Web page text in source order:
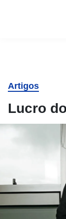
Artigos
Lucro